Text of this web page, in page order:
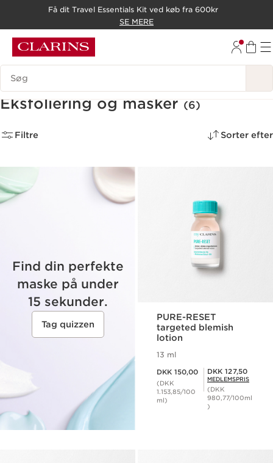
GÅ TIL BUND
Få dit Travel Essentials Kit ved køb fra 600kr
SE MERE
Søgevindue
Eksfoliering og masker (6)
Filtre Sorter efter
Find din perfekte
maske på under
15 sekunder.
Tag quizzen
PURE-RESET
targeted blemish
lotion
13 ml
DKK 150,00
(DKK
1.153,85/100
ml)
Medlemspris DKK 127,50
DKK 127,50
MEDLEMSPRIS
(DKK
980,77/100ml
)